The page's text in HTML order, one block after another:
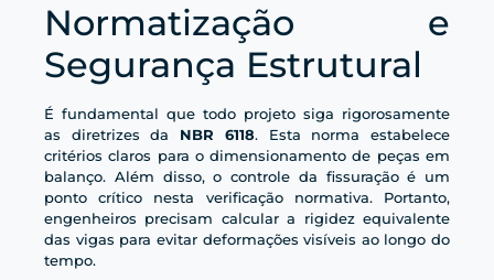
Normatização e
Segurança Estrutural
É fundamental que todo projeto siga rigorosamente
as diretrizes da NBR 6118. Esta norma estabelece
critérios claros para o dimensionamento de peças em
balanço. Além disso, o controle da fissuração é um
ponto crítico nesta verificação normativa. Portanto,
engenheiros precisam calcular a rigidez equivalente
das vigas para evitar deformações visíveis ao longo do
tempo.